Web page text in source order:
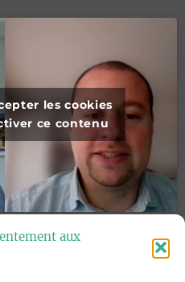
aux
les cookies
ce contenu